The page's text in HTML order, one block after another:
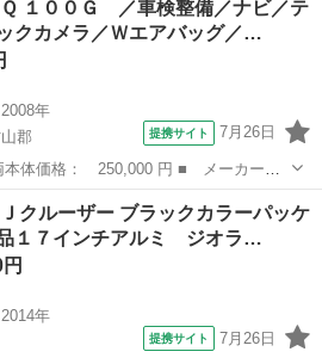
ライム 関東仕入れ 寒冷地仕様 Ｅ
Ｑ １００Ｇ ／車検整備／ナビ／テ
クカメラ／Ｗエアバッグ／…
2008年
郡
提携サイト 7月26日
Ｑ ■ グレード名： １００Ｇ ／車
カメラ／Ｗエアバッグ／ＥＴＣ／衝突
Ｊクルーザー ブラックカラーパッケ
１７インチアルミ ジオラ…
2014年
提携サイト 7月26日